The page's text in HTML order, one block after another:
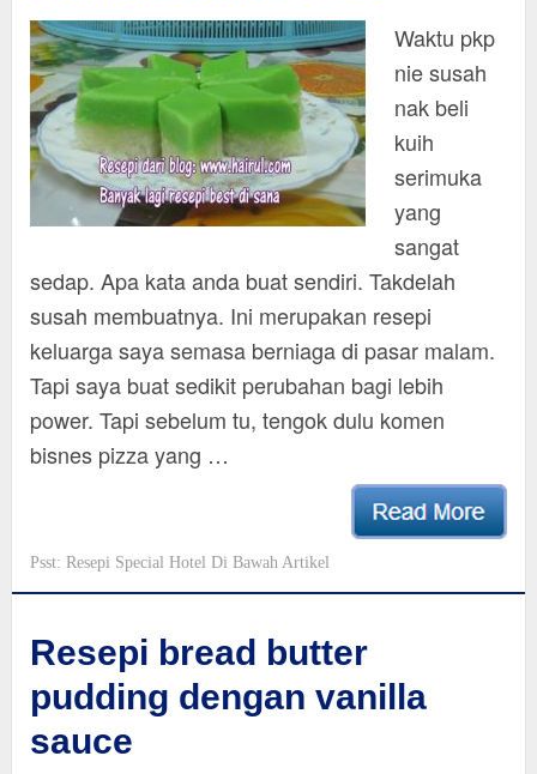
Waktu pkp
nie susah
nak beli
kuih
serimuka
yang
sangat
sedap. Apa kata anda buat sendiri. Takdelah
susah membuatnya. Ini merupakan resepi
keluarga saya semasa berniaga di pasar malam.
Tapi saya buat sedikit perubahan bagi lebih
power. Tapi sebelum tu, tengok dulu komen
bisnes pizza yang …
Psst: Resepi Special Hotel Di Bawah Artikel
Resepi bread butter
pudding dengan vanilla
sauce